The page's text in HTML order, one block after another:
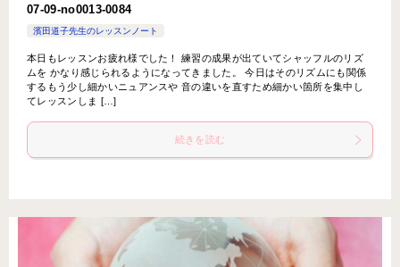
07-09-­no0013-­0084
濱田道子先生のレッスンノート
本日もレッスンお疲れ様でした！ 練習の成果が出ていてシャッフルのリズ
ムを かなり感じられるようになってきました。 今日はそのリズムにも関係
するもう少し細かいニュアンスや 音の違いを直すため細かい箇所を集中し
てレッスンしま […]
続きを読む